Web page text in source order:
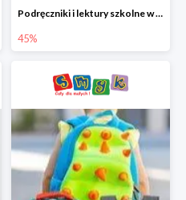
Podręczniki i lektury szkolne w Smyku do -45%
45%